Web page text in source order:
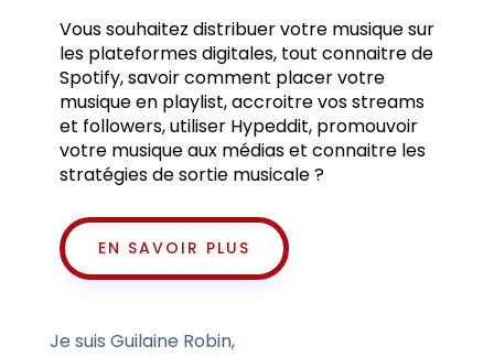
Vous souhaitez distribuer votre musique sur
les plateformes digitales, tout connaitre de
Spotify, savoir comment placer votre
musique en playlist, accroitre vos streams
et followers, utiliser Hypeddit, promouvoir
votre musique aux médias et connaitre les
stratégies de sortie musicale ?
EN SAVOIR PLUS
Je suis Guilaine Robin,